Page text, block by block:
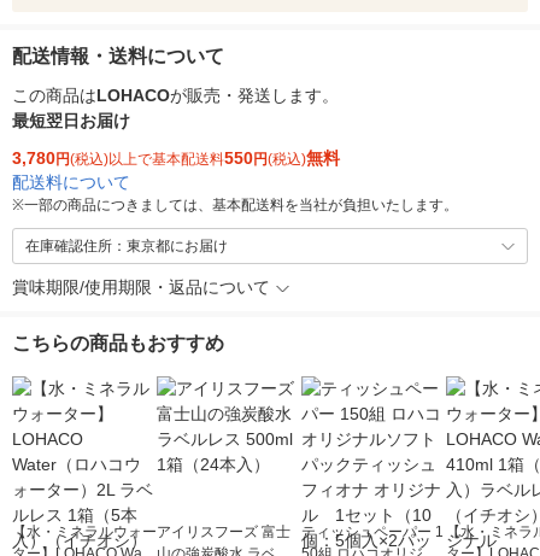
配送情報・送料について
この商品はLOHACOが販売・発送します。
最短翌日お届け
3,780円(税込)以上で基本配送料550円(税込)無料
配送料について
※一部の商品につきましては、基本配送料を当社が負担いたします。
在庫確認住所：東京都にお届け
賞味期限/使用期限・返品について
こちらの商品もおすすめ
【水・ミネラルウォーアイリスフーズ 富士
ティッシュペーパー 1 【水・ミネラ